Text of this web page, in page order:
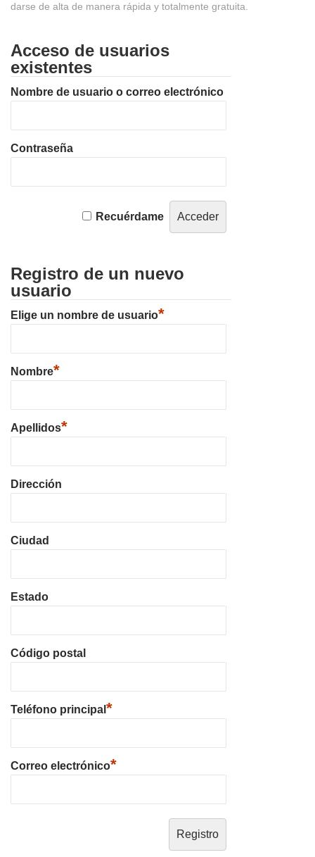
darse de alta de manera rápida y totalmente gratuita.
Acceso de usuarios
existentes
Nombre de usuario o correo electrónico
Contraseña
Recuérdame
Registro de un nuevo
usuario
Elige un nombre de usuario*
Nombre*
Apellidos*
Dirección
Ciudad
Estado
Código postal
Teléfono principal *
Correo electrónico*